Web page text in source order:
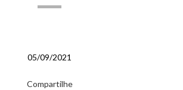
05/09/2021
Compartilhe